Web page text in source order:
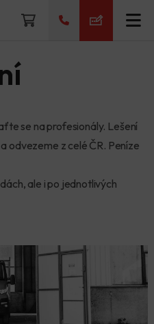
se na profesionály. Lešení
odvezeme z celé ČR. Peníze
ale i po jednotlivých